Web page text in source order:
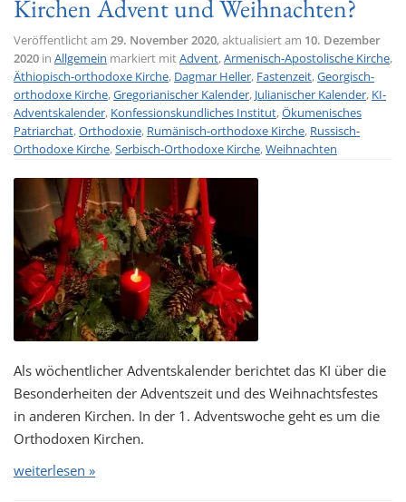
Kirchen Advent und Weihnachten?
Veröffentlicht am 29. November 2020, aktualisiert am 10. Dezember
2020 in Allgemein markiert mitAdvent,Armenisch-Apostolische Kirche,
Äthiopisch-orthodoxe Kirche, Dagmar Heller, Fastenzeit,Georgisch-
orthodoxe Kirche,Gregorianischer Kalender, Julianischer Kalender, KI-
Adventskalender, Konfessionskundliches Institut,Ökumenisches
Patriarchat,Orthodoxie, Rumänisch-orthodoxe Kirche, Russisch-
Orthodoxe Kirche,Serbisch-Orthodoxe Kirche,Weihnachten
Als wöchentlicher Adventskalender berichtet das KI über die
Besonderheiten der Adventszeit und des Weihnachtsfestes
in anderen Kirchen. In der 1. Adventswoche geht es um die
Orthodoxen Kirchen.
weiterlesen »